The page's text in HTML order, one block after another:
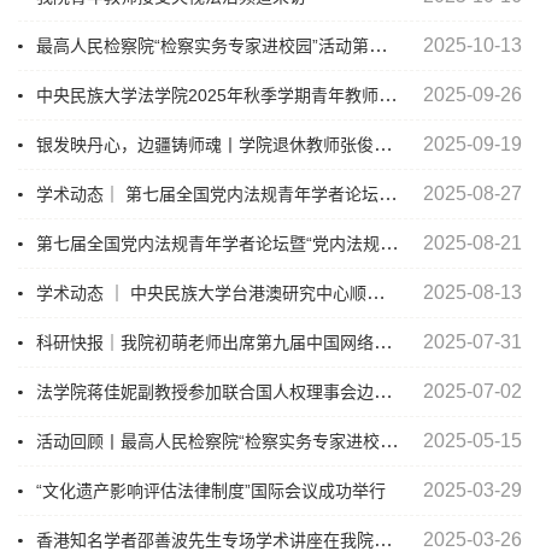
最高人民检察院“检察实务专家进校园”活动第十七讲顺利举行 2025-10-13
中央民族大学法学院2025年秋季学期青年教师交流座谈会顺利举行 2025-09-26
银发映丹心，边疆铸师魂丨学院退休教师张俊杰教授的“银龄育人长歌” 2025-09-19
学术动态｜ 第七届全国党内法规青年学者论坛在中央民族大学成功举办 2025-08-27
第七届全国党内法规青年学者论坛暨“党内法规学与政法法学的对话”学术研讨会议程 2025-08-21
学术动态 ｜ 中央民族大学台港澳研究中心顺利协办第十八届“交流与共享”研讨会 2025-08-13
科研快报｜我院初萌老师出席第九届中国网络版权保护与发展大会 并主持分论坛圆桌论坛环节 2025-07-31
法学院蒋佳妮副教授参加联合国人权理事会边会并作主题发言 2025-07-02
活动回顾丨最高人民检察院“检察实务专家进校园”活动第十四讲顺利举行 2025-05-15
“文化遗产影响评估法律制度”国际会议成功举行 2025-03-29
香港知名学者邵善波先生专场学术讲座在我院顺利举行 2025-03-26